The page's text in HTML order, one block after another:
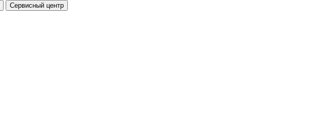
Сервисный центр